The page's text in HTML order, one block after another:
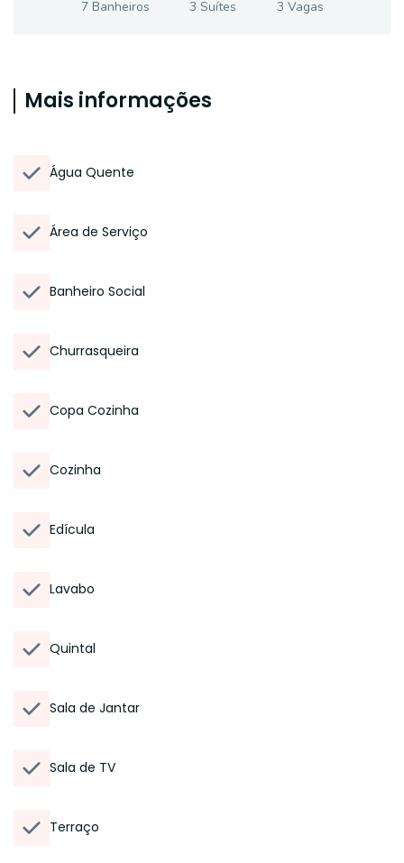
7Banheiros 3 Suítes 3 Vagas
Mais informações
Água Quente
Área de Serviço
Banheiro Social
Churrasqueira
Copa Cozinha
Cozinha
Edícula
Lavabo
Quintal
Sala de Jantar
Sala de TV
Terraço